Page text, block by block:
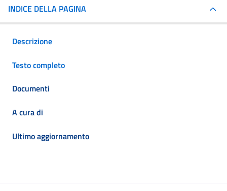
INDICE DELLA PAGINA
Descrizione
Testo completo
Documenti
A cura di
Ultimo aggiornamento